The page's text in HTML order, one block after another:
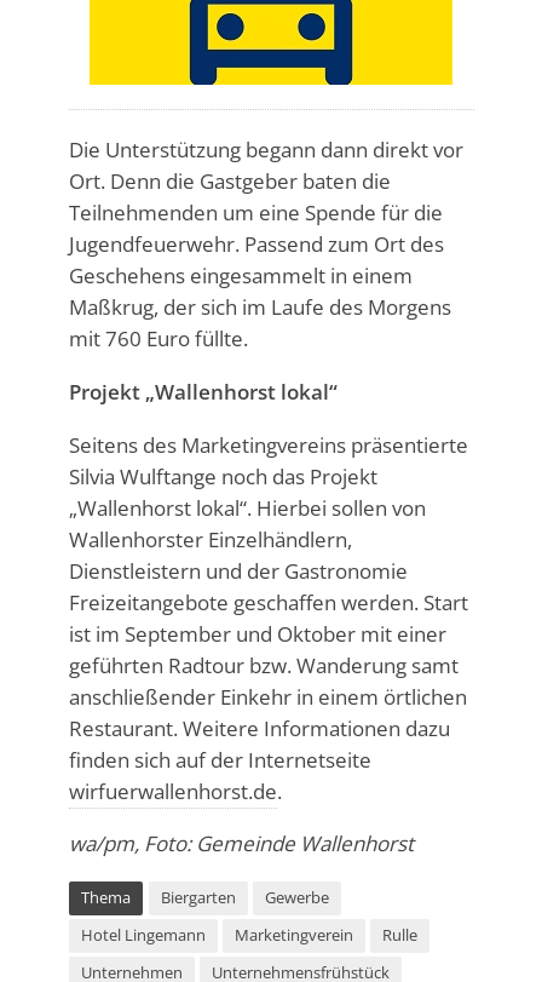
Die Unterstützung begann dann direkt vor
Ort. Denn die Gastgeber baten die
Teilnehmenden um eine Spende für die
Jugendfeuerwehr. Passend zum Ort des
Geschehens eingesammelt in einem
Maßkrug, der sich im Laufe des Morgens
mit 760 Euro füllte.
Projekt „Wallenhorst lokal“
Seitens des Marketingvereins präsentierte
Silvia Wulftange noch das Projekt
„Wallenhorst lokal“. Hierbei sollen von
Wallenhorster Einzelhändlern,
Dienstleistern und der Gastronomie
Freizeitangebote geschaffen werden. Start
ist im September und Oktober mit einer
geführten Radtour bzw. Wanderung samt
anschließender Einkehr in einem örtlichen
Restaurant. Weitere Informationen dazu
finden sich auf der Internetseite
wirfuerwallenhorst.de.
wa/pm, Foto: Gemeinde Wallenhorst
Thema Biergarten
Gewerbe
Hotel Lingemann
Marketingverein
Rulle
Unternehmen
Unternehmensfrühstück